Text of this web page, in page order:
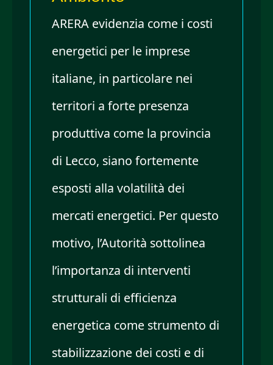
ARERA evidenzia come i costi
energetici per le imprese
italiane, in particolare nei
territori a forte presenza
produttiva come la provincia
di Lecco, siano fortemente
esposti alla volatilità dei
mercati energetici. Per questo
motivo, l’Autorità sottolinea
l’importanza di interventi
strutturali di efficienza
energetica come strumento di
stabilizzazione dei costi e di